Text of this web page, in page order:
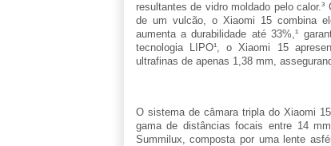
resultantes de vidro moldado pelo
de um vulcão, o Xiaomi 15 combina
aumenta a durabilidade até 33%,¹
tecnologia LIPO¹, o Xiaomi 15
ultrafinas de apenas 1,38 mm,
O sistema de câmara tripla do Xiaomi
gama de distâncias focais entre 14
Summilux, composta por uma lente